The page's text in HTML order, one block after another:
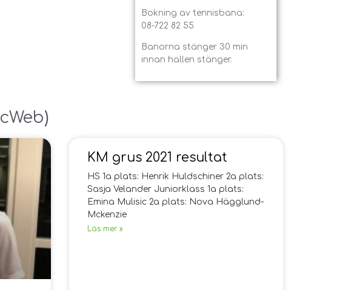
Bokning av tennisbana:
08-722 82 55
Banorna stänger 30 min
innan hallen stänger.
cWeb)
KM grus 2021 resultat
HS 1a plats: Henrik Huldschiner 2a plats:
Sasja Velander Juniorklass 1a plats:
Emina Mulisic 2a plats: Nova Hägglund-
Mckenzie
Läs mer »